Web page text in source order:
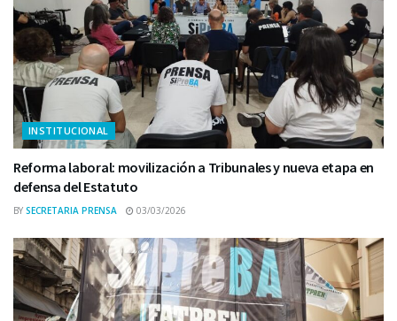
INSTITUCIONAL
Reforma laboral: movilización a Tribunales y nueva etapa en
defensa del Estatuto
BY SECRETARIA PRENSA 03/03/2026